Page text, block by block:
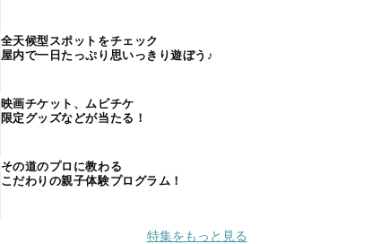
全天候型スポットをチェック
屋内で一日たっぷり思いっきり遊ぼう♪
映画チケット、ムビチケ
限定グッズなどが当たる！
その道のプロに教わる
こだわりの親子体験プログラム！
特集をもっと見る